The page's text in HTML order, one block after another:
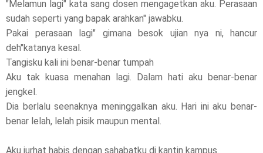
"Melamun lagi" kata sang dosen mengagetkan aku. Perasaan
sudah seperti yang bapak arahkan" jawabku.
Pakai perasaan lagi" gimana besok ujian nya ni, hancur
deh"katanya kesal.
Tangisku kali ini benar-benar tumpah
Aku tak kuasa menahan lagi. Dalam hati aku benar-benar
jengkel.
Dia berlalu seenaknya meninggalkan aku. Hari ini aku benar-
benar lelah, lelah pisik maupun mental.
Aku jurhat habis dengan sahabatku di kantin kampus.